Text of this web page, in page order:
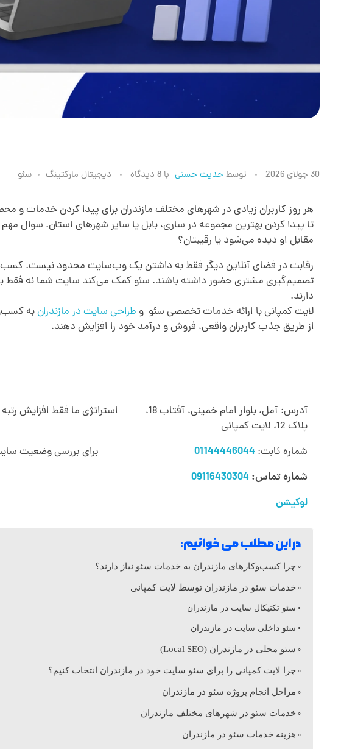
خ
د
م
ا
ت
و
30 جولای 2026 توسط حدیث حسنی با 8 دیدگاه دیجیتال مارکتینگ سئو
هر روز کاربران زیادی در شهرهای مختلف مازندران برای پیدا کردن خدمات
تا پیدا کردن بهترین مجموعه در ساری، بابل یا سایر شهرهای استان. سوال
مقابل او دیده می‌شود یا رقیبتان؟
رقابت در فضای آنلاین دیگر فقط به داشتن یک وب‌سایت محدود نیست.
تصمیم‌گیری مشتری حضور داشته باشند. سئو کمک می‌کند سایت شما نه فقط
دارند.
لایت کمپانی با ارائه خدمات تخصصی سئو و طراحی سایت در مازندرانبه
از طریق جذب کاربران واقعی، فروش و درآمد خود را افزایش دهند.
آدرس: آمل، بلوار امام خمینی، آفتاب 18،
پلاک 12، لایت کمپانی
شماره ثابت: 01144446044
شماره تماس: 09116430304
لوکیشن
استراتژی ما فقط افزایش
برای بررسی وضعیت
در این مطلب می خوانیم:
چرا کسب‌وکارهای مازندران به خدمات سئو نیاز دارند؟
خدمات سئو در مازندران توسط لایت کمپانی
سئو تکنیکال سایت در مازندران
سئو داخلی سایت در مازندران
سئو محلی در مازندران (Local SEO)
چرا لایت کمپانی را برای سئو سایت خود در مازندران انتخاب کنیم؟
مراحل انجام پروژه سئو در مازندران
خدمات سئو در شهرهای مختلف مازندران
هزینه خدمات سئو در مازندران